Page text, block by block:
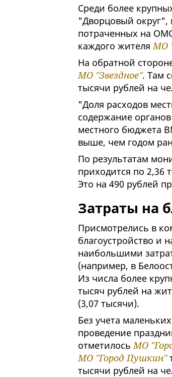
Среди более
"Дворцовый округ",
потраченных на
каждого жителя МО
На обратной
МО "Звездное". Там
тысячи рублей на
"Доля расходов
содержание
местного бюджета
выше, чем годом
По результатам
приходится по 2,36
Это на 490 рублей
Затраты на
Присмотрелись в
благоустройство и
наибольшими
(например, в
Из числа более
тысяч рублей на
(3,07 тысячи).
Без учета
проведение
отметилосьМО
МО "Город Пушкин"
тысячи рублей на